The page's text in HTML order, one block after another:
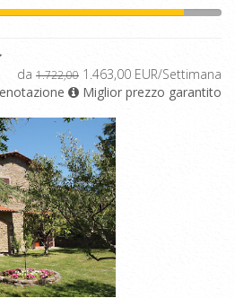
da 1.722,00 1.463,00 EUR/Settimana
Miglior prezzo garantito